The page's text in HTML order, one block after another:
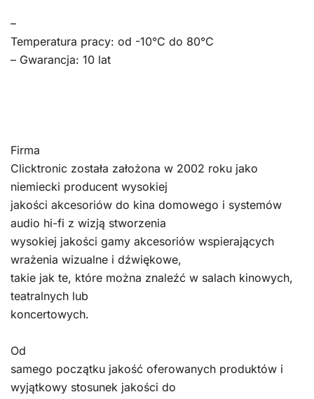
–
Temperatura pracy: od -10°C do 80°C
– Gwarancja: 10 lat
Firma
Clicktronic została założona w 2002 roku jako
niemiecki producent wysokiej
jakości akcesoriów do kina domowego i systemów
audio hi-fi z wizją stworzenia
wysokiej jakości gamy akcesoriów wspierających
wrażenia wizualne i dźwiękowe,
takie jak te, które można znaleźć w salach kinowych,
teatralnych lub
koncertowych.
Od
samego początku jakość oferowanych produktów i
wyjątkowy stosunek jakości do